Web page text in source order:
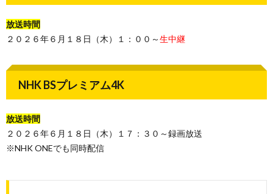
放送時間
２０２６年６月１８日（木）１：００～生中継
NHK BSプレミアム4K
放送時間
２０２６年６月１８日（木）１７：３０～録画放送
※NHK ONEでも同時配信